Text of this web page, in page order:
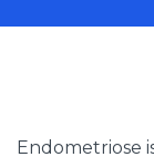
Endometriose